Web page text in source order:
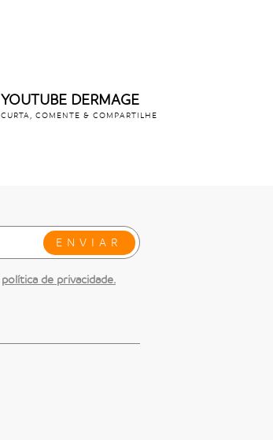
YOUTUBE DERMAGE
CURTA, COMENTE & COMPARTILHE
ENVIAR
política de privacidade.